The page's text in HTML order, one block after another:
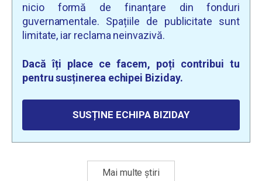
nicio formă de finanțare din fonduri
guvernamentale. Spațiile de publicitate sunt
limitate, iar reclama neinvazivă.
Dacă îți place ce facem, poți contribui tu
pentru susținerea echipei Biziday.
SUSȚINE ECHIPA BIZIDAY
Mai multe știri